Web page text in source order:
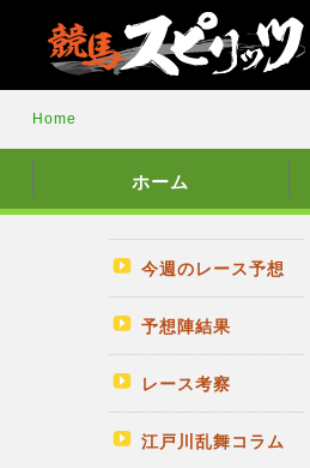
Home
ホーム
今週のレース予想
予想陣結果
レース考察
江戸川乱舞コラム